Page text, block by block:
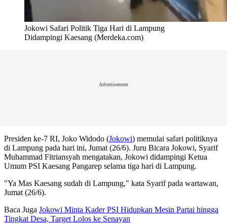
Jokowi Safari Politik Tiga Hari di Lampung
Didampingi Kaesang (Merdeka.com)
Advertisement
Presiden ke-7 RI, Joko Widodo (Jokowi) memulai safari politiknya
di Lampung pada hari ini, Jumat (26/6). Juru Bicara Jokowi, Syarif
Muhammad Fitriansyah mengatakan, Jokowi didampingi Ketua
Umum PSI Kaesang Pangarep selama tiga hari di Lampung.
"Ya Mas Kaesang sudah di Lampung," kata Syarif pada wartawan,
Jumat (26/6).
Baca Juga Jokowi Minta Kader PSI Hidupkan Mesin Partai hingga
Tingkat Desa, Target Lolos ke Senayan